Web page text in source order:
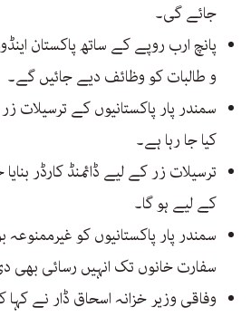
جائے گی۔
پانچ ارب روپے کے ساتھ پاکستان
و طالبات کو وظائف دیے جائیں گے۔
سمندر پار پاکستانیوں کے
کیا جا رہا ہے۔
کے لیے ہو گا۔
سمندر پار پاکستانیوں کو
سفارت خانوں تک انہیں رسائی بھی